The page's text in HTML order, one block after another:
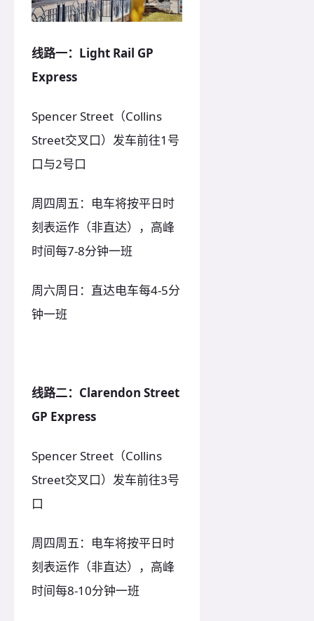
线路一：Light Rail GP
Express
Spencer Street（Collins
Street交叉口）发车前往1号
口与2号口
周四周五：电车将按平日时
刻表运作（非直达），高峰
时间每7-8分钟一班
周六周日：直达电车每4-5分
钟一班
线路二：Clarendon Street
GP Express
Spencer Street（Collins
Street交叉口）发车前往3号
口
周四周五：电车将按平日时
刻表运作（非直达），高峰
时间每8-10分钟一班